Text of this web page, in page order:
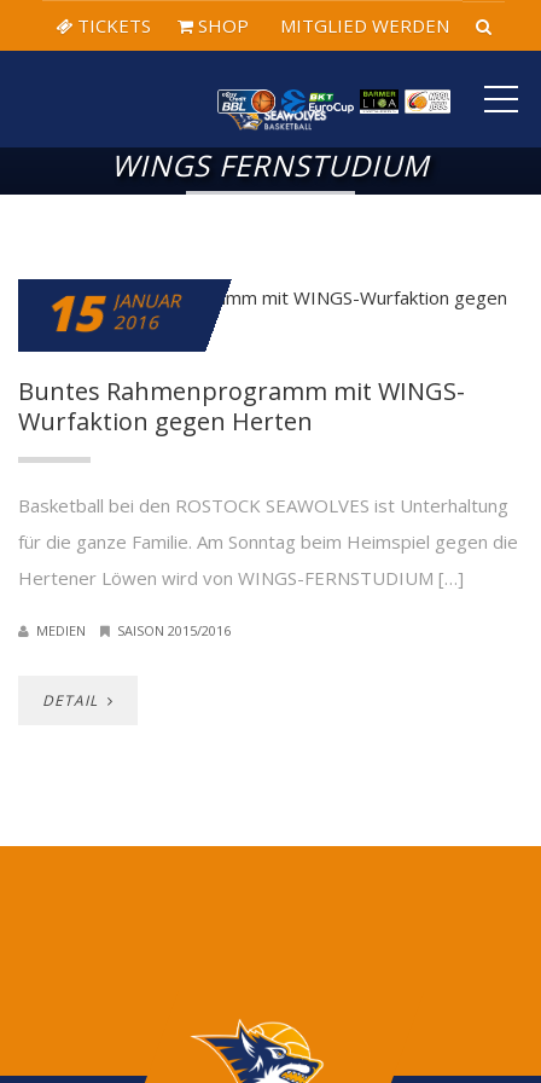
TICKETS SHOP MITGLIED WERDEN
WINGS FERNSTUDIUM
15 JANUAR
2016
Buntes Rahmenprogramm mit WINGS-
Wurfaktion gegen Herten
Basketball bei den ROSTOCK SEAWOLVES ist Unterhaltung
für die ganze Familie. Am Sonntag beim Heimspiel gegen die
Hertener Löwen wird von WINGS-FERNSTUDIUM […]
MEDIEN SAISON 2015/2016
DETAIL